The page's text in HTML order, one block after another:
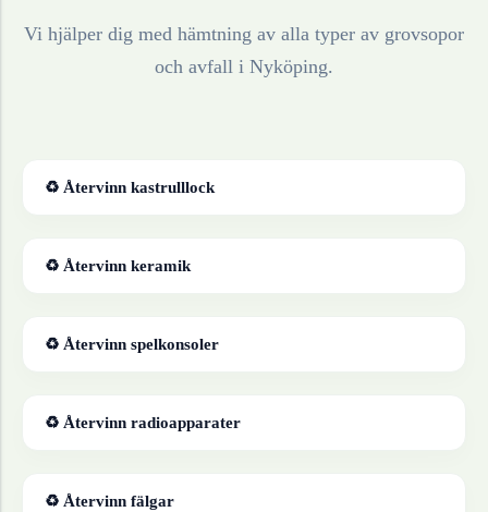
Vi hjälper dig med hämtning av alla typer av grovsopor
och avfall i Nyköping.
♻ Återvinn kastrulllock
♻ Återvinn keramik
♻ Återvinn spelkonsoler
♻ Återvinn radioapparater
♻ Återvinn fälgar